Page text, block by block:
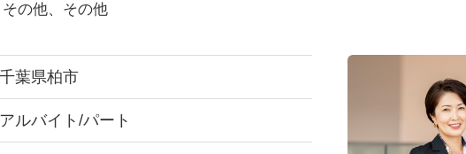
の他、その他
千葉県柏市
アルバイト/パート